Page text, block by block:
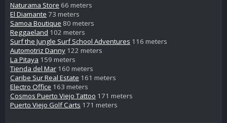
Naturama Store 66 meters
El Diamante 73 meters
Samoa Boutique 80 meters
Reggaeland 102 meters
Surf the Jungle Surf School Adventures 116 meters
Automotriz Danny 122 meters
La Pitaya 159 meters
Tienda del Mar 160 meters
Caribe Sur Real Estate 161 meters
Electro Office 163 meters
Cosmos Puerto Viejo Tattoo 171 meters
Puerto Viejo Golf Carts 171 meters